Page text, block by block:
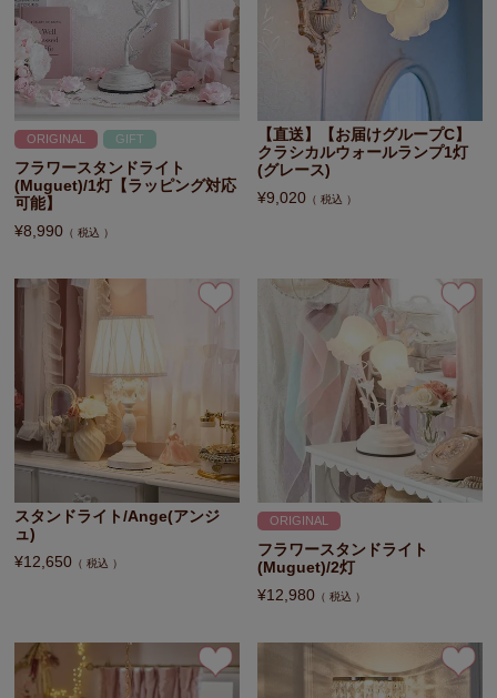
ORIGINAL GIFT
フラワースタンドライト
(Muguet)/1灯【ラッピング対応
可能】
¥8,990 税込
【直送】【お届けグループC】
クラシカルウォールランプ1灯
(グレース)
¥9,020 税込
スタンドライト/Ange(アンジ
ュ)
¥12,650 税込
ORIGINAL
フラワースタンドライト
(Muguet)/2灯
¥12,980 税込